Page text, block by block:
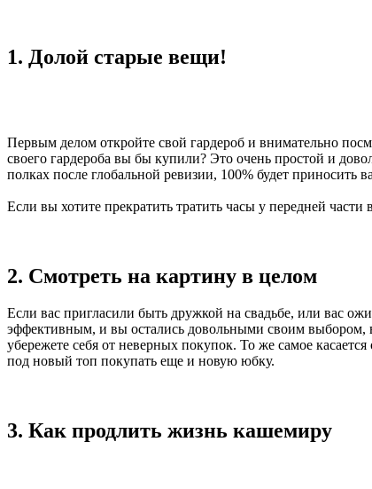
1. Долой старые вещи!
Первым делом откройте свой гардероб и внимательно
своего гардероба вы бы купили? Это очень простой и
полках после глобальной ревизии, 100% будет приносить
Если вы хотите прекратить тратить часы у передней
2. Смотреть на картину в целом
Если вас пригласили быть дружкой на свадьбе, или вас
эффективным, и вы остались довольными своим выбором,
убережете себя от неверных покупок. То же самое
под новый топ покупать еще и новую юбку.
3. Как продлить жизнь кашемиру